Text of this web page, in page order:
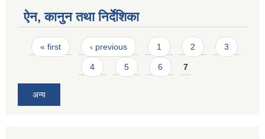
ऐन, कानुन तथा निर्देशिका
Pages
« first ‹ previous 1 2 3
4 5 6 7
अन्य